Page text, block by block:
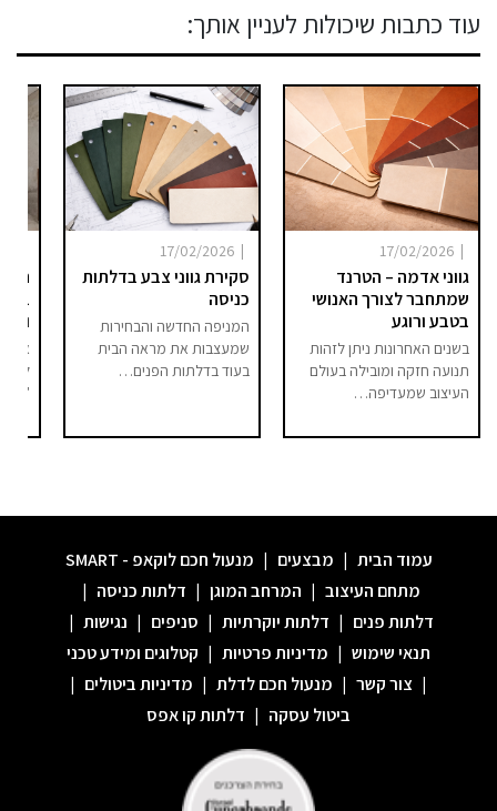
עוד כתבות שיכולות לעניין אותך:
|
17/02/2026
גווני אדמה – הטרנד
שמתחבר לצורך האנושי
בטבע ורוגע
בשנים האחרונות ניתן לזהות
תנועה חזקה ומובילה בעולם
העיצוב שמעדיפה…
|
17/02/2026
סקירת גווני צבע בדלתות
כניסה
המניפה החדשה והבחירות
שמעצבות את מראה הבית
בעוד בדלתות הפנים…
אם
עמוד הבית | מבצעים | מנעול חכם לוקאפ - SMART
מתחם העיצוב | המרחב המוגן | דלתות כניסה |
דלתות פנים | דלתות יוקרתיות | סניפים | נגישות |
תנאי שימוש | מדיניות פרטיות | קטלוגים ומידע טכני
| צור קשר | מנעול חכם לדלת | מדיניות ביטולים |
ביטול עסקה | דלתות קו אפס